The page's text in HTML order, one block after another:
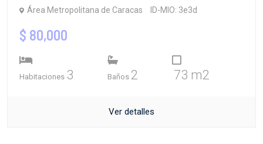
Área Metropolitana de Caracas ID-MIO: 3e3d
$ 80,000
Habitaciones 3 Baños 2 73 m2
Ver detalles